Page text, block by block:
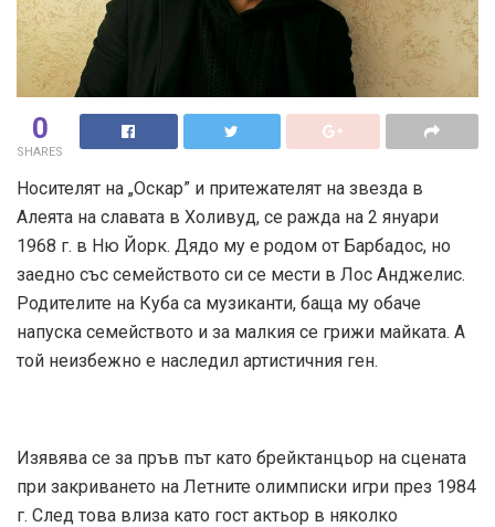
0
SHARES
Носителят на „Оскар” и притежателят на звезда в
Алеята на славата в Холивуд, се ражда на 2 януари
1968 г. в Ню Йорк. Дядо му е родом от Барбадос, но
заедно със семейството си се мести в Лос Анджелис.
Родителите на Куба са музиканти, баща му обаче
напуска семейството и за малкия се грижи майката. А
той неизбежно е наследил артистичния ген.
Изявява се за пръв път като брейктанцьор на сцената
при закриването на Летните олимписки игри през 1984
г. След това влиза като гост актьор в няколко